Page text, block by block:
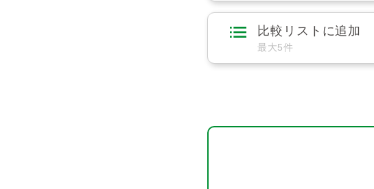
比較リストに追加
最大5件